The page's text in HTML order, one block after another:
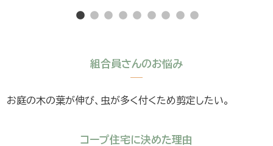
組合員さんのお悩み
お庭の木の葉が伸び、虫が多く付くため剪定したい。
コープ住宅に決めた理由